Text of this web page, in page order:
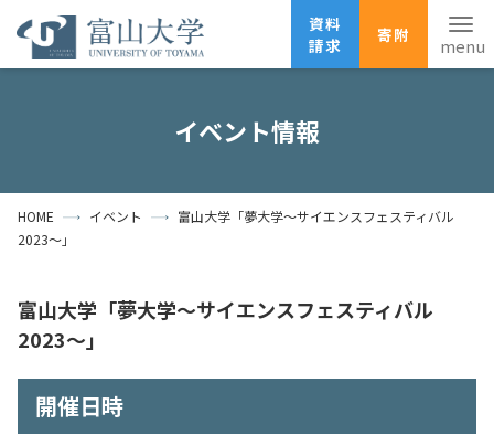
資料
請求
寄附
資料請求
寄附
広報刊行物
受験生の方 地域・一般の方 企業・研究者の方
卒業生の方
イベント情報
HOME イベント
富山大学「夢大学～サイエンスフェスティバル
2023～」
富山大学「夢大学～サイエンスフェスティバル
2023～」
開催日時